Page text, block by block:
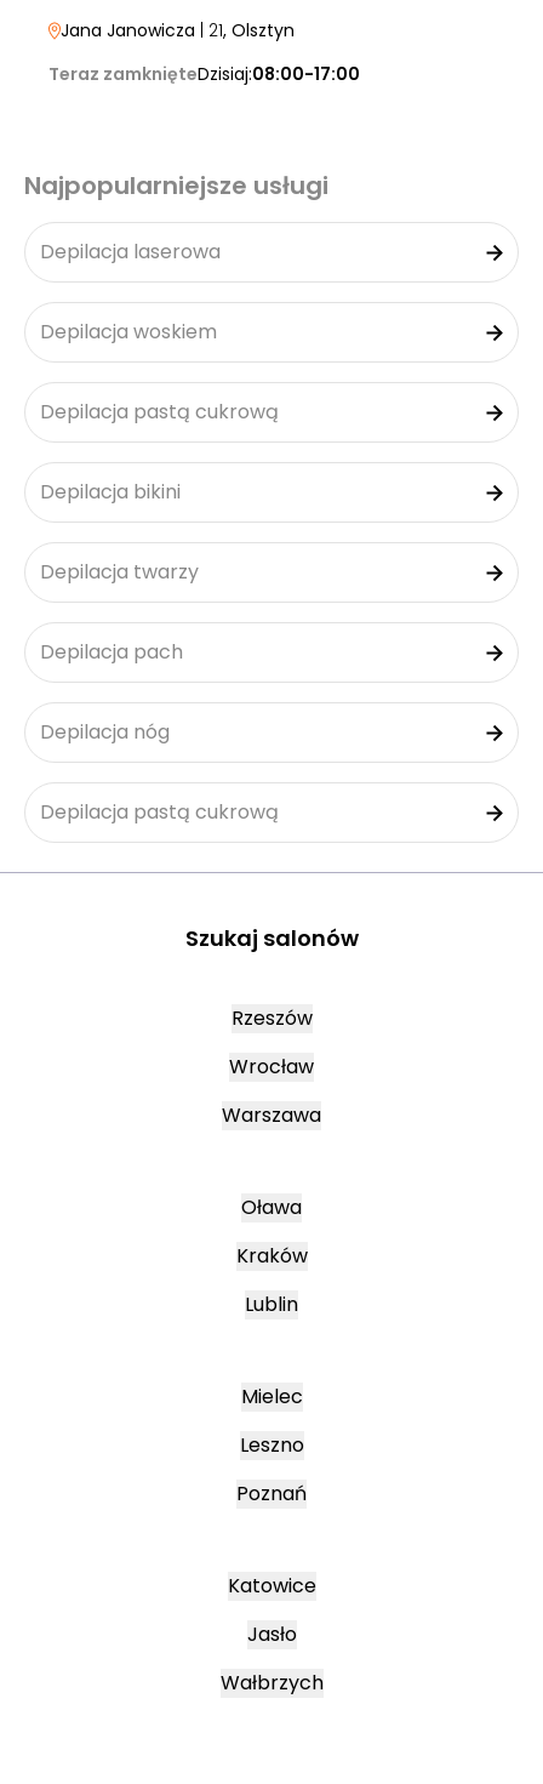
Jana Janowicza | 21, Olsztyn
Teraz zamknięteDzisiaj:08:00-17:00
Najpopularniejsze usługi
Depilacja laserowa
Depilacja woskiem
Depilacja pastą cukrową
Depilacja bikini
Depilacja twarzy
Depilacja pach
Depilacja nóg
Depilacja pastą cukrową
Szukaj salonów
Rzeszów
Wrocław
Warszawa
Oława
Kraków
Lublin
Mielec
Leszno
Poznań
Katowice
Jasło
Wałbrzych